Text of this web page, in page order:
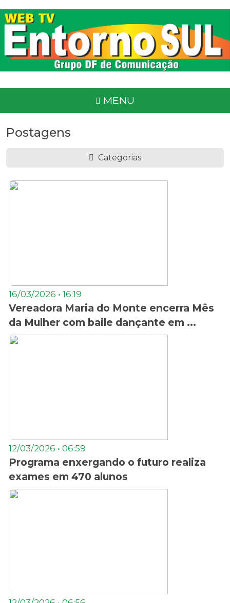
MENU
Postagens
Categorias
16/03/2026 • 16:19
Vereadora Maria do Monte encerra Mês
da Mulher com baile dançante em ...
12/03/2026 • 06:59
Programa enxergando o futuro realiza
exames em 470 alunos